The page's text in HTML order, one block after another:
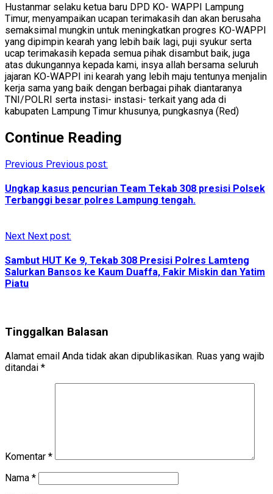
Hustanmar selaku ketua baru DPD KO- WAPPI Lampung
Timur, menyampaikan ucapan terimakasih dan akan berusaha
semaksimal mungkin untuk meningkatkan progres KO-WAPPI
yang dipimpin kearah yang lebih baik lagi, puji syukur serta
ucap terimakasih kepada semua pihak disambut baik, juga
atas dukungannya kepada kami, insya allah bersama seluruh
jajaran KO-WAPPI ini kearah yang lebih maju tentunya menjalin
kerja sama yang baik dengan berbagai pihak diantaranya
TNI/POLRI serta instasi- instasi- terkait yang ada di
kabupaten Lampung Timur khusunya, pungkasnya (Red)
Continue Reading
Previous Previous post:
Ungkap kasus pencurian Team Tekab 308 presisi Polsek
Terbanggi besar polres Lampung tengah.
Next Next post:
Sambut HUT Ke 9, Tekab 308 Presisi Polres Lamteng
Salurkan Bansos ke Kaum Duaffa, Fakir Miskin dan Yatim
Piatu
Tinggalkan Balasan
Alamat email Anda tidak akan dipublikasikan. Ruas yang wajib
ditandai *
Komentar *
Nama *